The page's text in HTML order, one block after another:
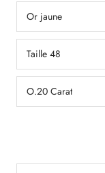
Or jaune
Taille 48
O.20 Carat